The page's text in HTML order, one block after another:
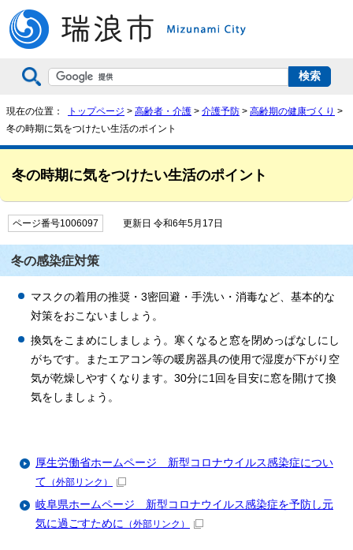
現在の位置： トップページ > 高齢者・介護 > 介護予防 > 高齢期の健康づくり >
冬の時期に気をつけたい生活のポイント
冬の時期に気をつけたい生活のポイント
ページ番号1006097 更新日 令和6年5月17日
冬の感染症対策
マスクの着用の推奨・3密回避・手洗い・消毒など、基本的な
対策をおこないましょう。
換気をこまめにしましょう。寒くなると窓を閉めっぱなしにし
がちです。またエアコン等の暖房器具の使用で湿度が下がり空
気が乾燥しやすくなります。30分に1回を目安に窓を開けて換
気をしましょう。
厚生労働省ホームページ 新型コロナウイルス感染症につい
て （外部リンク）
岐阜県ホームページ 新型コロナウイルス感染症を予防し元
気に過ごすために （外部リンク）